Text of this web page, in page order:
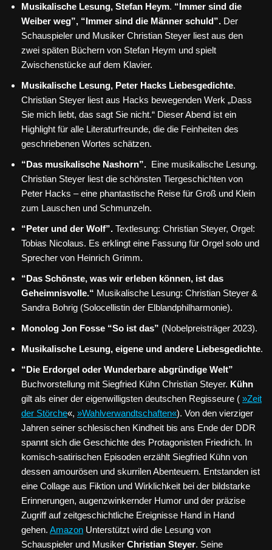
Musikalische Lesung, Stefan Heym. “Immer sind die
Weiber weg”, “Immer sind die Männer schuld”. Der
Schauspieler und Musiker Christian Steyer liest aus den
zwei späten Büchern von Stefan Heym und spielt
Zwischenstücke auf dem Klavier.
Musikalische Lesung, Peter Hacks Liebesgedichte.
Christian Steyer liest aus Hacks bewegenden Werk „Dass
Sie mich liebt, das sagt Sie nicht.“ Dieser Abend ist ein
Highlight für alle Literaturfreunde, die die Feinheiten des
geschriebenen Wortes schätzen.
“Das musikalische Nashorn”. Eine musikalische Lesung.
Christian Steyer liest die schönsten Tiergeschichten von
Peter Hacks – eine phantastische Reise für Groß und Klein
zum Lauschen und Schmunzeln.
“Peter und der Wolf”. Textlesung: Christian Steyer, Orgel:
Tobias Nicolaus. Es erklingt eine Fassung für Orgel solo und
Sprecher von Heinrich Grimm.
“Das Schönste, was wir erleben können, ist das
Geheimnisvolle.“ Musikalische Lesung: Christian Steyer &
Sandra Bohrig (Solocellistin der Elblandphilharmonie).
Monolog Jon Fosse “So ist das” (Nobelpreisträger 2023).
Musikalische Lesung, eigene und andere Liebesgedichte.
“Die Erdorgel oder Wunderbare abgründige Welt”
Buchvorstellung mit Siegfried Kühn Christian Steyer. Kühn
gilt als einer der eigenwilligsten deutschen Regisseure ( »Zeit
der Störche«, »Wahlverwandtschaften«). Von den vierziger
Jahren seiner schlesischen Kindheit bis ans Ende der DDR
spannt sich die Geschichte des Protagonisten Friedrich. In
komisch-satirischen Episoden erzählt Siegfried Kühn von
dessen amourösen und skurrilen Abenteuern. Entstanden ist
eine Collage aus Fiktion und Wirklichkeit bei der bildstarke
Erinnerungen, augenzwinkernder Humor und der präzise
Zugriff auf zeitgeschichtliche Ereignisse Hand in Hand
gehen. Amazon Unterstützt wird die Lesung von
Schauspieler und Musiker Christian Steyer. Seine